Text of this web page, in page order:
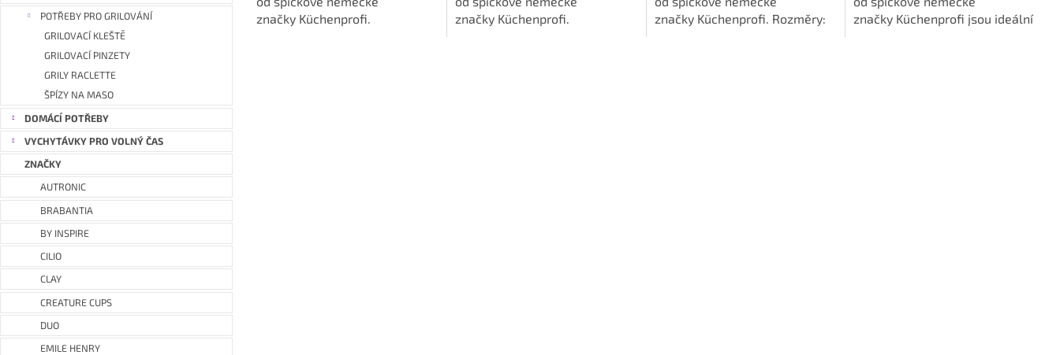
POTŘEBY PRO GRILOVÁNÍ
GRILOVACÍ KLEŠTĚ
GRILOVACÍ PINZETY
GRILY RACLETTE
ŠPÍZY NA MASO
DOMÁCÍ POTŘEBY
VYCHYTÁVKY PRO VOLNÝ ČAS
ZNAČKY
AUTRONIC
BRABANTIA
BY INSPIRE
CILIO
CLAY
CREATURE CUPS
DUO
EMILE HENRY
značky Küchenprofi.
značky Küchenprofi.
značky Küchenprofi. Rozměry:
značky Küchenprofi jsou ideální